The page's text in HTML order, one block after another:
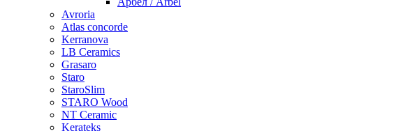
Avroria
Atlas concorde
Kerranova
LB Ceramics
Grasaro
Staro
StaroSlim
STARO Wood
NT Ceramic
Kerateks